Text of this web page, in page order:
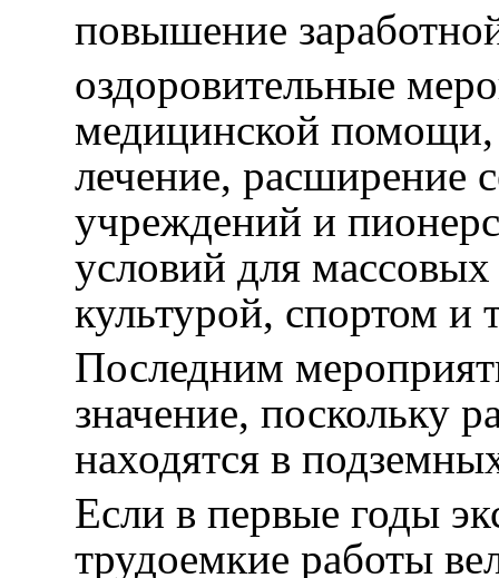
повышение
оздоровительные
медицинской помощи,
лечение, расширение
учреждений и
условий для
культурой, спортом и
Последним
значение, поскольку
находятся в
Если в первые годы
трудоемкие работы